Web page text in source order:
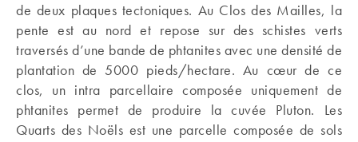
de deux plaques tectoniques. Au Clos des Mailles, la
pente est au nord et repose sur des schistes verts
traversés d’une bande de phtanites avec une densité de
plantation de 5000 pieds/hectare. Au cœur de ce
clos, un intra parcellaire composée uniquement de
phtanites permet de produire la cuvée Pluton. Les
Quarts des Noëls est une parcelle composée de sols